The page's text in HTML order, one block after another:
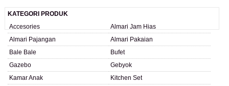
KATEGORI PRODUK
Accesories
Almari Jam Hias
Almari Pajangan
Almari Pakaian
Bale Bale
Bufet
Gazebo
Gebyok
Kamar Anak
Kitchen Set